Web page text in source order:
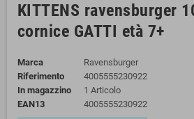
KITTENS ravensburger
cornice GATTI età 7+
Marca
Ravensburger
Riferimento
4005555230922
In magazzino
1 Articolo
EAN13
4005555230922